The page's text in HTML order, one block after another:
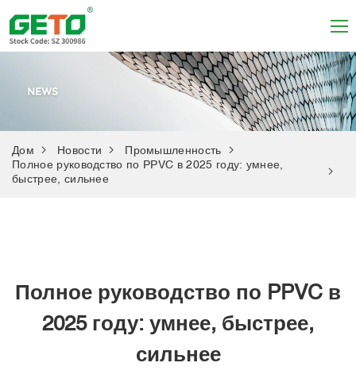
Дом Новости
Промышленность
Полное руководство по PPVC в 2025 году: умнее,
быстрее, сильнее
Полное руководство по PPVC в
2025 году: умнее, быстрее,
сильнее